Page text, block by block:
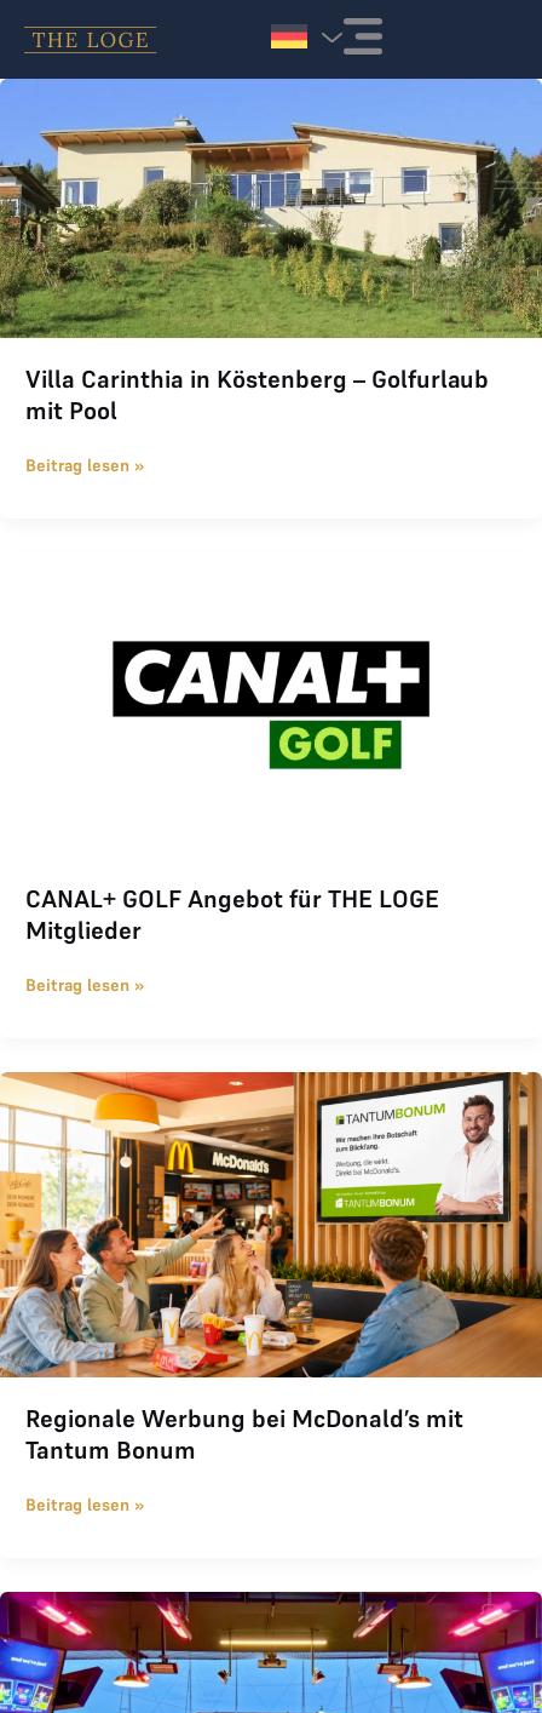
Villa Carinthia in Köstenberg – Golfurlaub
mit Pool
Beitrag lesen »
CANAL+ GOLF Angebot für THE LOGE
Mitglieder
Beitrag lesen »
Regionale Werbung bei McDonald’s mit
Tantum Bonum
Regionale Werbung bei McDonald’s mit Tantum Bonum
Beitrag lesen »
TOPGOLF joined THE LOGE